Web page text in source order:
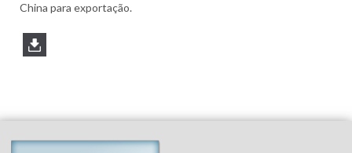
China para exportação.